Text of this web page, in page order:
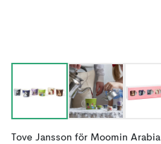
Tove Jansson för Moomin Arabia